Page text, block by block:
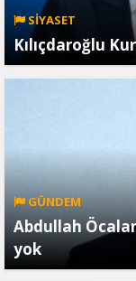
SİYASET
Kılıçdaroğlu
GÜNDEM
Abdullah
yok